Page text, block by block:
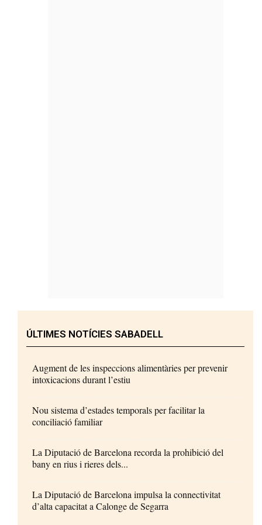
ÚLTIMES NOTÍCIES SABADELL
Augment de les inspeccions alimentàries per prevenir
intoxicacions durant l’estiu
Nou sistema d’estades temporals per facilitar la
conciliació familiar
La Diputació de Barcelona recorda la prohibició del
bany en rius i rieres dels...
La Diputació de Barcelona impulsa la connectivitat
d’alta capacitat a Calonge de Segarra